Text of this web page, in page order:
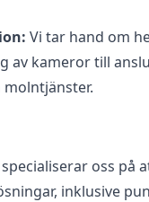
Vi tar hand om
av kameror till
specialiserar oss på
inklusive